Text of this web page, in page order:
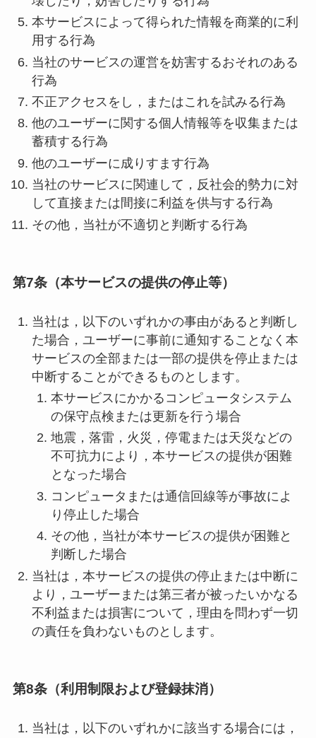
本サービスによって得られた情報を商業的に利
用する行為
当社のサービスの運営を妨害するおそれのある
行為
不正アクセスをし，またはこれを試みる行為
他のユーザーに関する個人情報等を収集または
蓄積する行為
他のユーザーに成りすます行為
当社のサービスに関連して，反社会的勢力に対
して直接または間接に利益を供与する行為
その他，当社が不適切と判断する行為
第7条（本サービスの提供の停止等）
当社は，以下のいずれかの事由があると判断し
た場合，ユーザーに事前に通知することなく本
サービスの全部または一部の提供を停止または
中断することができるものとします。
本サービスにかかるコンピュータシステム
の保守点検または更新を行う場合
地震，落雷，火災，停電または天災などの
不可抗力により，本サービスの提供が困難
となった場合
コンピュータまたは通信回線等が事故によ
り停止した場合
その他，当社が本サービスの提供が困難と
判断した場合
当社は，本サービスの提供の停止または中断に
より，ユーザーまたは第三者が被ったいかなる
不利益または損害について，理由を問わず一切
の責任を負わないものとします。
第8条（利用制限および登録抹消）
当社は，以下のいずれかに該当する場合には，